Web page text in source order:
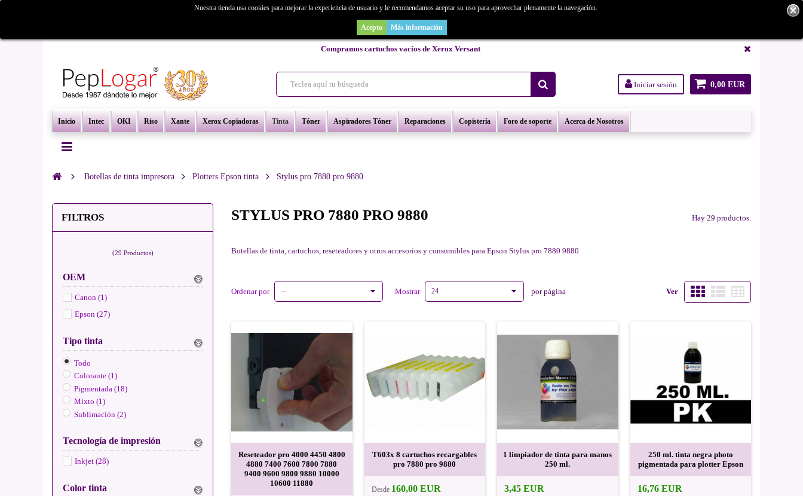
¿Buscas un repuesto de copiadora o buscas una de ocasión y no la encuentras? Consúltanos.
Compramos cartuchos vacíos de Xerox Versant
0,00 EUR
Iniciar sesión
Inicio Intec OKI Riso Xante Xerox Copiadoras Tinta Tóner Aspiradores Tóner Reparaciones Copistería Foro de soporte Acerca de Nosotros
Nuestra tienda usa cookies para mejorar la experiencia de usuario y le recomendamos aceptar su uso para aprovechar plenamente la navegación.
Acepto Más información
Botellas de tinta impresora Plotters Epson tinta Stylus pro 7880 pro 9880
FILTROS
(29 Productos)
OEM
Canon (1)
Epson (27)
Tipo tinta
Todo
Colorante (1)
Pigmentada (18)
Mixto (1)
Sublimación (2)
Tecnología de impresión
Inkjet (28)
Color tinta
STYLUS PRO 7880 PRO 9880 Hay 29 productos.
Botellas de tinta, cartuchos, reseteadores y otros accesorios y consumibles para Epson Stylus pro 7880 9880
Ver
Ordenar por -- Mostrar 24 por página
Reseteador pro 4000 4450 4800
4880 7400 7600 7800 7880
9400 9600 9800 9880 10000
10600 11880
T603x 8 cartuchos recargables
pro 7880 pro 9880
Desde 160,00 EUR
1 limpiador de tinta para manos
250 ml.
3,45 EUR
250 ml. tinta negra photo
pigmentada para plotter Epson
16,76 EUR